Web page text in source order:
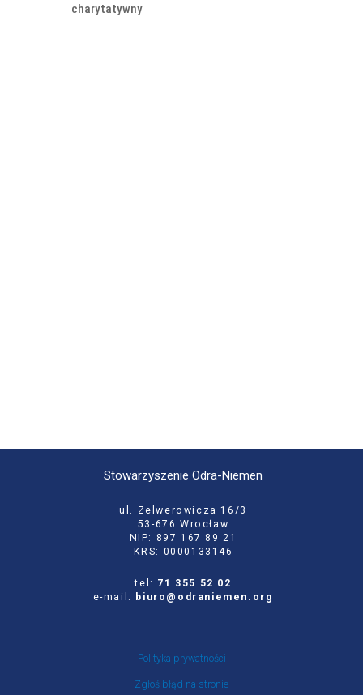
charytatywny
Stowarzyszenie Odra-Niemen
ul. Zelwerowicza 16/3
53-676 Wrocław
NIP: 897 167 89 21
KRS: 0000133146
tel: 71 355 52 02
e-mail:
biuro@odraniemen.org
Polityka prywatności
Zgłoś błąd na stronie